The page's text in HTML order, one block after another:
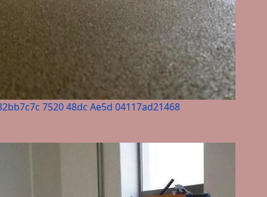
7520 48dc Ae5d 04117ad21468